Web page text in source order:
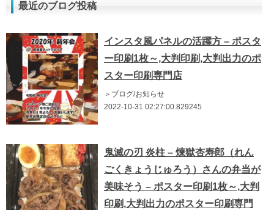
最近のブログ投稿
インスタ風パネルの活躍方 – ポスタ
ー印刷1枚～,大判印刷,大判出力のポ
スター印刷専門店
＞ブログ/お知らせ
2022-10-31 02:27:00.829245
鬼滅の刃 炎柱 – 煉獄杏寿郎（れん
ごくきょうじゅろう）さんの弁当が
美味そう – ポスター印刷1枚～,大判
印刷,大判出力のポスター印刷専門